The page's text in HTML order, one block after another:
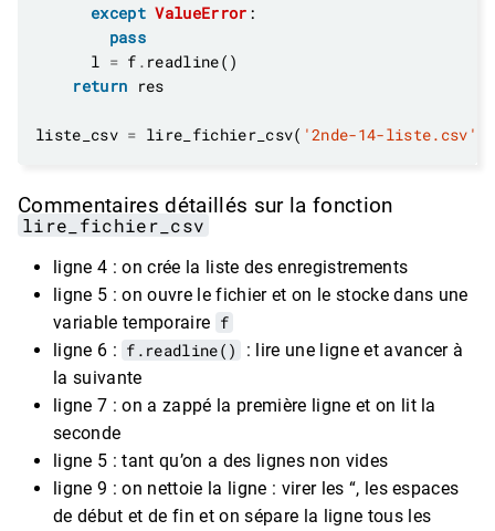
except ValueError
pass
      l
= f .
return
liste_csv = lire_fichier_csv( '2nde-14-liste.csv'
Commentaires détaillés sur la fonction
lire_fichier_csv
ligne 4 : on crée la liste des enregistrements
ligne 5 : on ouvre le fichier et on le stocke dans une
variable temporaire f
ligne 6 : f.readline()
: lire une ligne et avancer à
la suivante
ligne 7 : on a zappé la première ligne et on lit la
seconde
ligne 5 : tant qu’on a des lignes non vides
ligne 9 : on nettoie la ligne : virer les “, les espaces
de début et de fin et on sépare la ligne tous les